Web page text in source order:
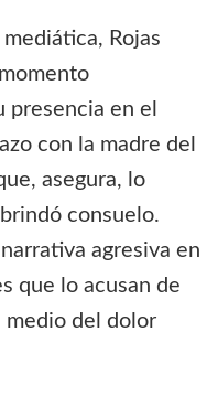
Rojas
presencia en el
con la madre del
asegura, lo
consuelo.
agresiva en
que lo acusan de
medio del dolor